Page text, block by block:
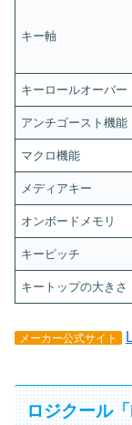
キー軸
キーロールオーバー
アンチゴースト機能
マクロ機能
メディアキー
オンボードメモリ
キーピッチ
キートップの大きさ
メーカー公式サイト
ロジクール